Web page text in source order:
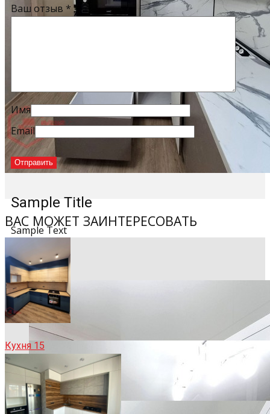
Sample Title
Sample Text
Ваш отзыв *
Имя
Email
ВАС МОЖЕТ ЗАИНТЕРЕСОВАТЬ
Кухня 15